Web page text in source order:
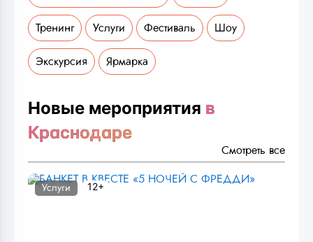
Тренинг Услуги Фестиваль Шоу
Экскурсия Ярмарка
Новые мероприятия в
Краснодаре
Смотреть все
Услуги 12+